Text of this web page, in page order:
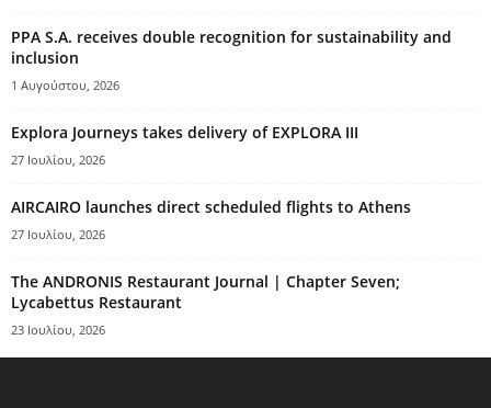
PPA S.A. receives double recognition for sustainability and
inclusion
1 Αυγούστου, 2026
Explora Journeys takes delivery of EXPLORA III
27 Ιουλίου, 2026
AIRCAIRO launches direct scheduled flights to Athens
27 Ιουλίου, 2026
The ANDRONIS Restaurant Journal | Chapter Seven;
Lycabettus Restaurant
23 Ιουλίου, 2026